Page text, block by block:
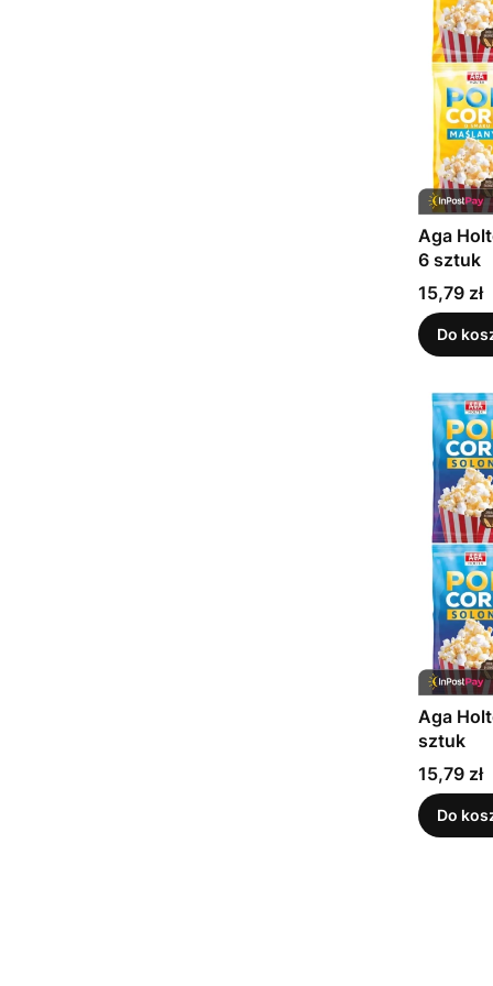
Aga
6 sztuk
Cena
15,79 zł
Do
Aga
sztuk
Cena
15,79 zł
Do